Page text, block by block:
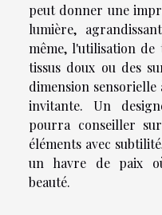
peut donner une
lumière,
même, l'utilisation de
tissus doux ou des
dimension
invitante. Un
pourra conseiller
éléments avec
un havre de paix
beauté.